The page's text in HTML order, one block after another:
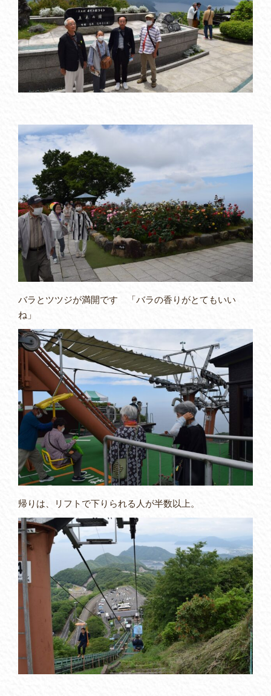
バラとツツジが満開です 「バラの香りがとてもいい
ね」
帰りは、リフトで下りられる人が半数以上。